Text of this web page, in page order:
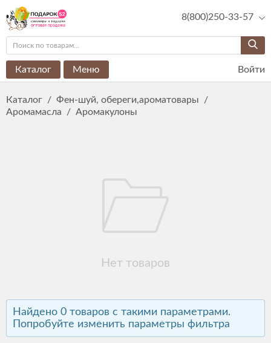
8(800)250-33-57
Каталог Меню Войти
Каталог / Фен-шуй, обереги,ароматовары
/
Аромамасла
/ Аромакулоны
Нет товаров
Найдено 0 товаров с такими параметрами.
Попробуйте изменить параметры фильтра